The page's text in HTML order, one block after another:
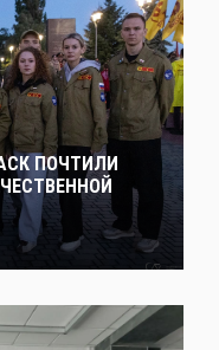
ПОЧТИЛИ